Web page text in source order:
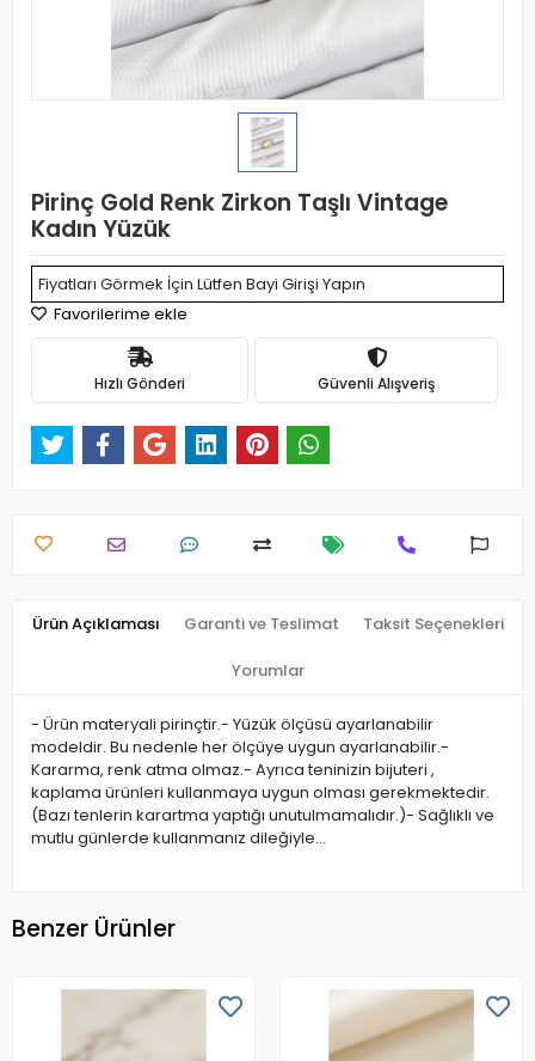
Pirinç Gold Renk Zirkon Taşlı Vintage
Kadın Yüzük
Fiyatları Görmek İçin Lütfen Bayi Girişi Yapın
Favorilerime ekle
Hızlı Gönderi Güvenli Alışveriş
Ürün Açıklaması Garanti ve Teslimat Taksit Seçenekleri
Yorumlar
- Ürün materyali pirinçtir.- Yüzük ölçüsü ayarlanabilir
modeldir. Bu nedenle her ölçüye uygun ayarlanabilir.-
Kararma, renk atma olmaz.- Ayrıca teninizin bijuteri ,
kaplama ürünleri kullanmaya uygun olması gerekmektedir.
(Bazı tenlerin karartma yaptığı unutulmamalıdır.)- Sağlıklı ve
mutlu günlerde kullanmanız dileğiyle…
Benzer Ürünler